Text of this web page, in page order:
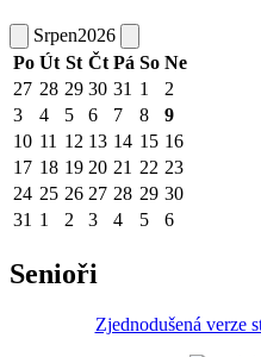
Srpen2026
Po Út St Čt Pá So Ne
27 28 29 30 31 1
2
3
4 5 6 7 8
9
10 11 12 13 14 15 16
17 18 19 20 21 22 23
24 25 26 27 28 29 30
31 1 2 3 4 5 6
Senioři
Zjednodušená verze